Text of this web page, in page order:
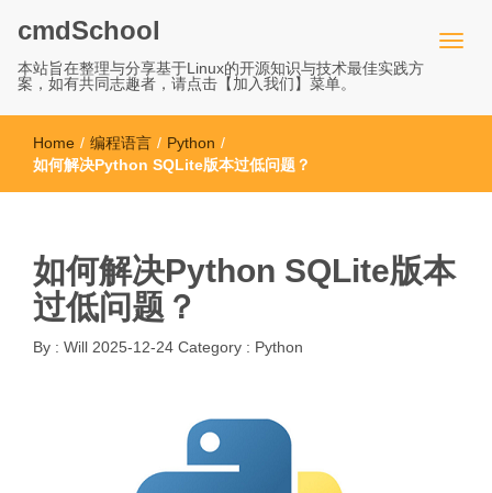
cmdSchool
本站旨在整理与分享基于Linux的开源知识与技术最佳实践方
案，如有共同志趣者，请点击【加入我们】菜单。
Home / 编程语言 / Python /
如何解决Python SQLite版本过低问题？
如何解决Python SQLite版本
过低问题？
By : Will 2025-12-24 Category : Python